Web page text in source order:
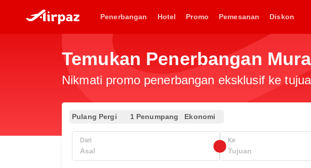
Penerbangan Hotel Promo Pemesanan Diskon
Temukan Penerbangan
Nikmati promo penerbangan eksklusif ke
Pulang Pergi 1 Penumpang Ekonomi
Dari Ke